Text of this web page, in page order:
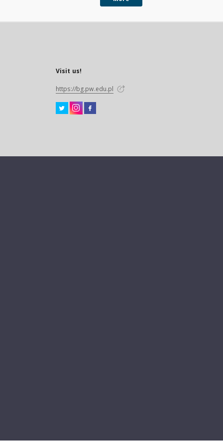
Visit us!
https://bg.pw.edu.pl